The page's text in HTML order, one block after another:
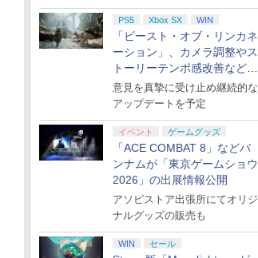
PS5 Xbox SX WIN
「ビースト・オブ・リンカネ
ーション」、カメラ調整やス
トーリーテンポ感改善などの
アプデを1週間以内に実施
意見を真摯に受け止め継続的な
アップデートを予定
イベント ゲームグッズ
「ACE COMBAT 8」などバ
ンナムが「東京ゲームショウ
2026」の出展情報公開
アソビストア出張所にてオリジ
ナルグッズの販売も
WIN セール